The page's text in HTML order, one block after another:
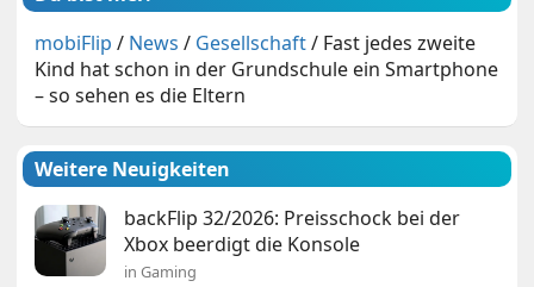
mobiFlip / News / Gesellschaft/ Fast jedes zweite
Kind hat schon in der Grundschule ein Smartphone
– so sehen es die Eltern
Weitere Neuigkeiten
backFlip 32/2026: Preisschock bei der
Xbox beerdigt die Konsole
in Gaming